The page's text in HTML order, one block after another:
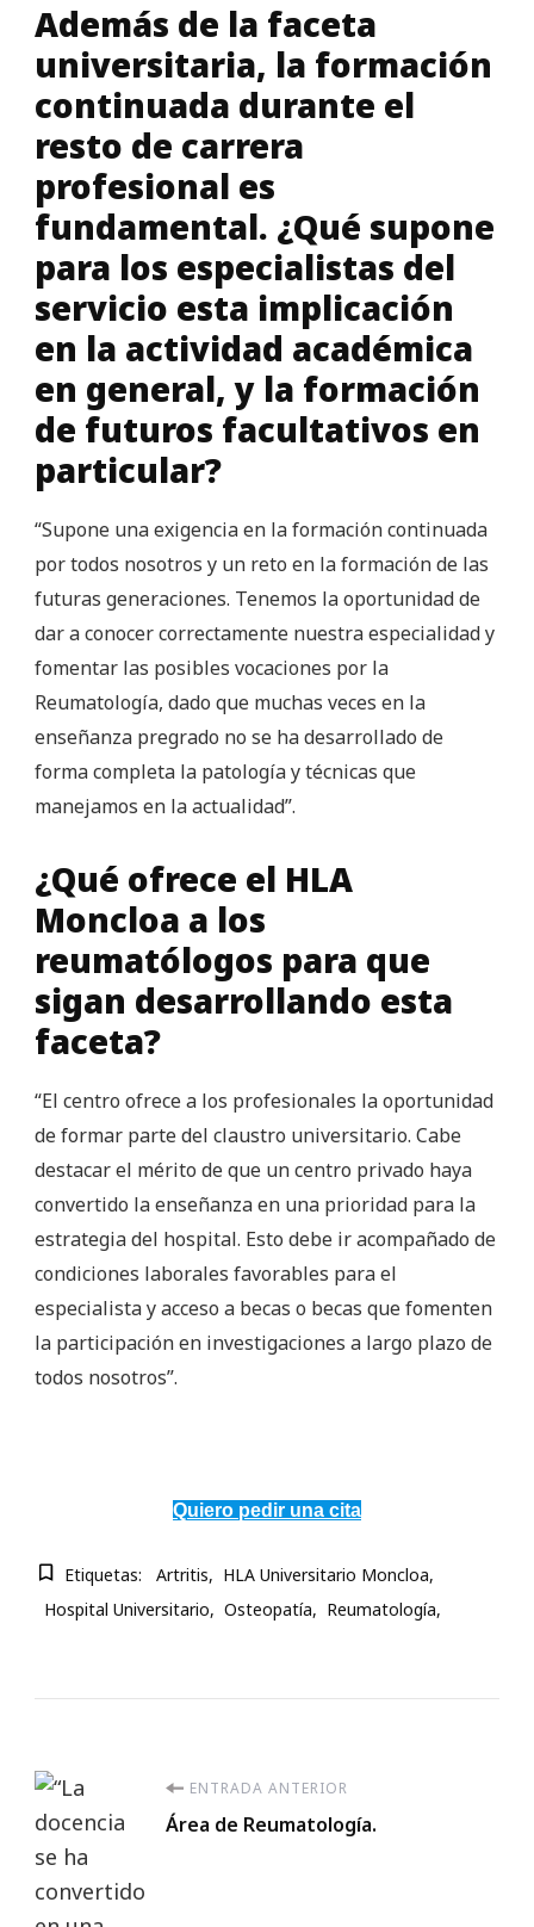
Además de la faceta
universitaria, la formación
continuada durante el
resto de carrera
profesional es
fundamental. ¿Qué supone
para los especialistas del
servicio esta implicación
en la actividad académica
en general, y la formación
de futuros facultativos en
particular?
“Supone una exigencia en la formación continuada
por todos nosotros y un reto en la formación de las
futuras generaciones. Tenemos la oportunidad de
dar a conocer correctamente nuestra especialidad y
fomentar las posibles vocaciones por la
Reumatología, dado que muchas veces en la
enseñanza pregrado no se ha desarrollado de
forma completa la patología y técnicas que
manejamos en la actualidad”.
¿Qué ofrece el HLA
Moncloa a los
reumatólogos para que
sigan desarrollando esta
faceta?
“El centro ofrece a los profesionales la oportunidad
de formar parte del claustro universitario. Cabe
destacar el mérito de que un centro privado haya
convertido la enseñanza en una prioridad para la
estrategia del hospital. Esto debe ir acompañado de
condiciones laborales favorables para el
especialista y acceso a becas o becas que fomenten
la participación en investigaciones a largo plazo de
todos nosotros”.
Quiero pedir una cita
Etiquetas: Artritis
HLA Universitario Moncloa
Hospital Universitario
Osteopatía Reumatología
Navegación
de
ENTRADA ANTERIOR
Área de Reumatología.